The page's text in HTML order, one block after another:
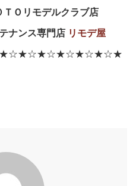
ＴＯリモデルクラブ店
ナンス専門店 リモデ屋